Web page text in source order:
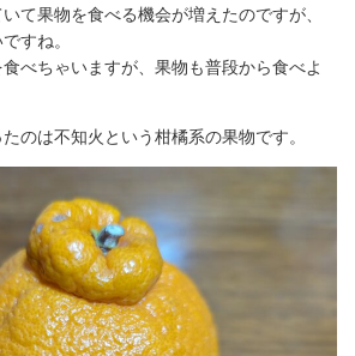
て果物を食べる機会が増えたのですが、
すね。
べちゃいますが、果物も普段から食べよ
のは不知火という柑橘系の果物です。